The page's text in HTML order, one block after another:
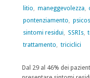
litio
maneggevolezza
pontenziamento
sintomi residui
SSRIs,
trattamento
triciclici
Dal 29 al 46% dei